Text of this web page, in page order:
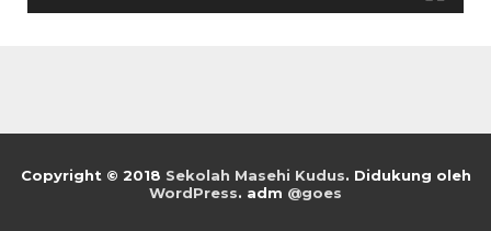
Copyright © 2018 Sekolah Masehi Kudus. Didukung oleh
WordPress. adm @goes